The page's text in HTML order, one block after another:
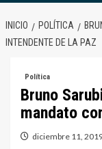
INICIO POLÍTICA
INTENDENTE DE LA PAZ
Política
Bruno
mandato
diciembre 11,